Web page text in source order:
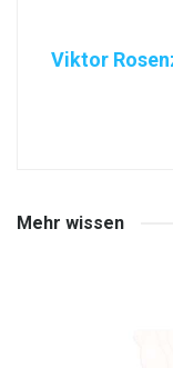
Viktor
Mehr wissen